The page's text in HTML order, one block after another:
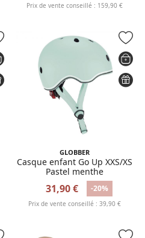
Prix de vente conseillé : 159,90 €
GLOBBER
Casque enfant Go Up XXS/XS
Pastel menthe
31,90 € -20%
Prix de vente conseillé : 39,90 €